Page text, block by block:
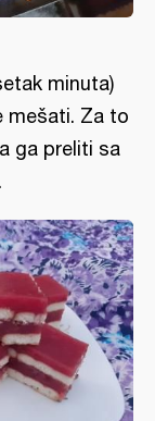
minuta)
mešati. Za to
ga preliti sa